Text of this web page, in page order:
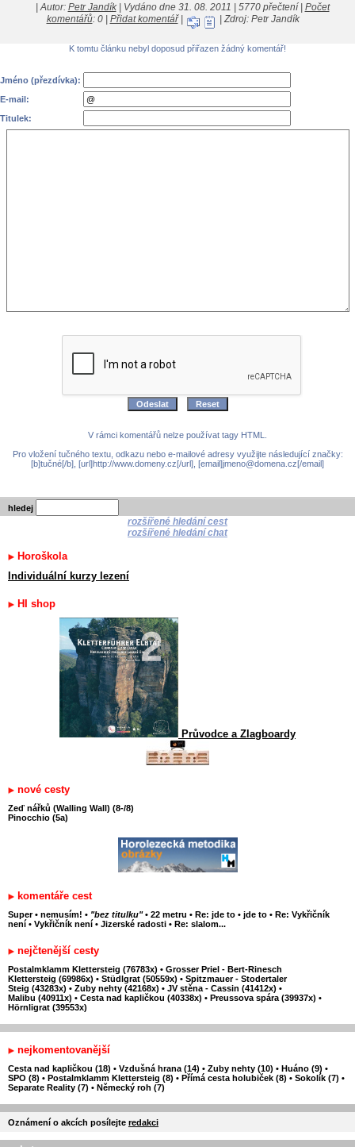
| Autor: Petr Jandík| Vydáno dne 31. 08. 2011 | 5770 přečtení | Počet
komentářů: 0 | Přidat komentář| | Zdroj: Petr Jandík
K tomtu článku nebyl doposud přiřazen žádný komentář!
Jméno (přezdívka):
E-mail:
Titulek:
V rámci komentářů nelze používat tagy HTML.
Pro vložení tučného textu, odkazu nebo e-mailové adresy využijte následující značky:
[b]tučné[/b], [url]http://www.domeny.cz[/url], [email]jmeno@domena.cz[/email]
hledej
rozšířené hledání cest
rozšířené hledání chat
Horoškola
Individuální kurzy lezení
HI shop
Průvodce a Zlagboardy
nové cesty
Zeď nářků (Walling Wall) (8-/8)
Pinocchio (5a)
komentáře cest
Super • nemusím! • "bez titulku" • 22 metru • Re: jde to • jde to • Re: Vykřičník
není • Vykřičník není • Jizerské radosti • Re: slalom...
nejčtenější cesty
Postalmklamm Klettersteig (76783x) • Grosser Priel - Bert-Rinesch
Klettersteig (69986x) • Stüdlgrat (50559x) • Spitzmauer - Stodertaler
Steig (43283x) • Zuby nehty (42168x) • JV stěna - Cassin (41412x) •
Malibu (40911x) • Cesta nad kapličkou (40338x) • Preussova spára (39937x) •
Hörnligrat (39553x)
nejkomentovanější
Cesta nad kapličkou (18) • Vzdušná hrana (14) • Zuby nehty (10) • Huáno (9) •
SPO (8) • Postalmklamm Klettersteig (8) • Přímá cesta holubiček (8) • Sokolík (7) •
Separate Reality (7) • Německý roh (7)
Oznámení o akcích posílejte redakci